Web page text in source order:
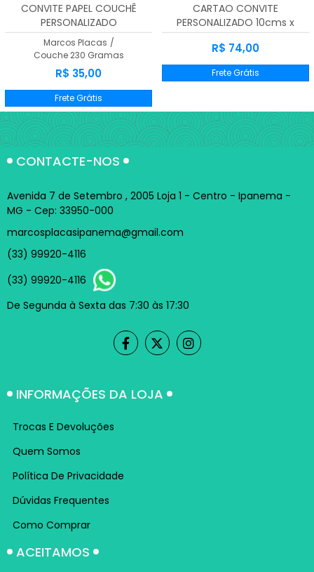
CONVITE PAPEL COUCHÊ
PERSONALIZADO
Marcos Placas /
Couche 230 Gramas
R$ 35,00
Frete Grátis
CARTAO CONVITE
PERSONALIZADO 10cms x
09cms Kit
R$ 74,00
Frete Grátis
CONTACTE-NOS
Avenida 7 de Setembro , 2005 Loja 1 - Centro - Ipanema -
MG - Cep: 33950-000
marcosplacasipanema@gmail.com
(33) 99920-4116
(33) 99920-4116
De Segunda à Sexta das 7:30 às 17:30
INFORMAÇÕES DA LOJA
Trocas E Devoluções
Quem Somos
Política De Privacidade
Dúvidas Frequentes
Como Comprar
ACEITAMOS